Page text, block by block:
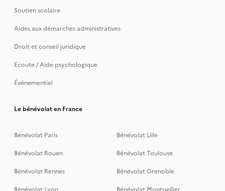
Soutien scolaire
Aides aux démarches administratives
Droit et conseil juridique
Ecoute / Aide psychologique
Événementiel
Le bénévolat en France
Bénévolat Paris
Bénévolat Lille
Bénévolat Rouen
Bénévolat Toulouse
Bénévolat Rennes
Bénévolat Grenoble